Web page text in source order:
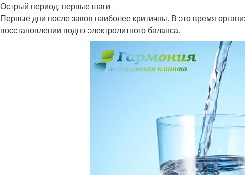
Острый период: первые шаги
Первые дни после запоя наиболее критичны. В это время
восстановлении водно-электролитного баланса.